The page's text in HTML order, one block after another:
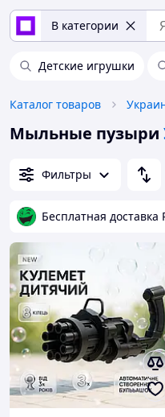
В категории
Детские игрушки
Каталог товаров
Мыльные пузыри
Фильтры
Бесплатная доставка